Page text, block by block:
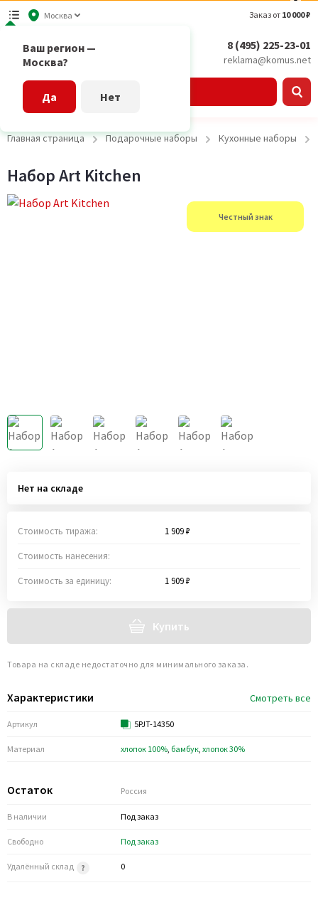
Москва
Ваш регион —
Москва?
Да Нет
Заказ от 10 000 ₽
8 (495) 225-23-01
reklama@komus.net
Главная страница Подарочные наборы Кухонные наборы
Набор Art Kitchen
Честный знак
Характеристики Смотреть все
Артикул 5PJT-14350
Материал хлопок 100%, бамбук, хлопок 30%
Остаток Россия
В наличии Под заказ
Свободно Под заказ
Удалённый склад 0
Нет на складе
Стоимость тиража: 1 909 ₽
Стоимость нанесения:
Стоимость за единицу: 1 909 ₽
Купить
Товара на складе недостаточно для минимального заказа.